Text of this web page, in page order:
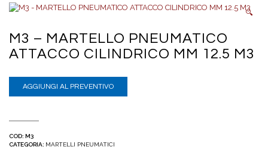
🔍
M3 – MARTELLO PNEUMATICO
ATTACCO CILINDRICO MM 12.5 M3
AGGIUNGI AL PREVENTIVO
COD: M3
CATEGORIA: MARTELLI PNEUMATICI